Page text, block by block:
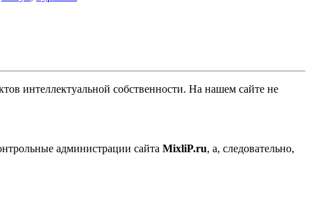
интеллектуальной собственности. На нашем сайте не
администрации сайта MixliP.ru, а, следовательно,